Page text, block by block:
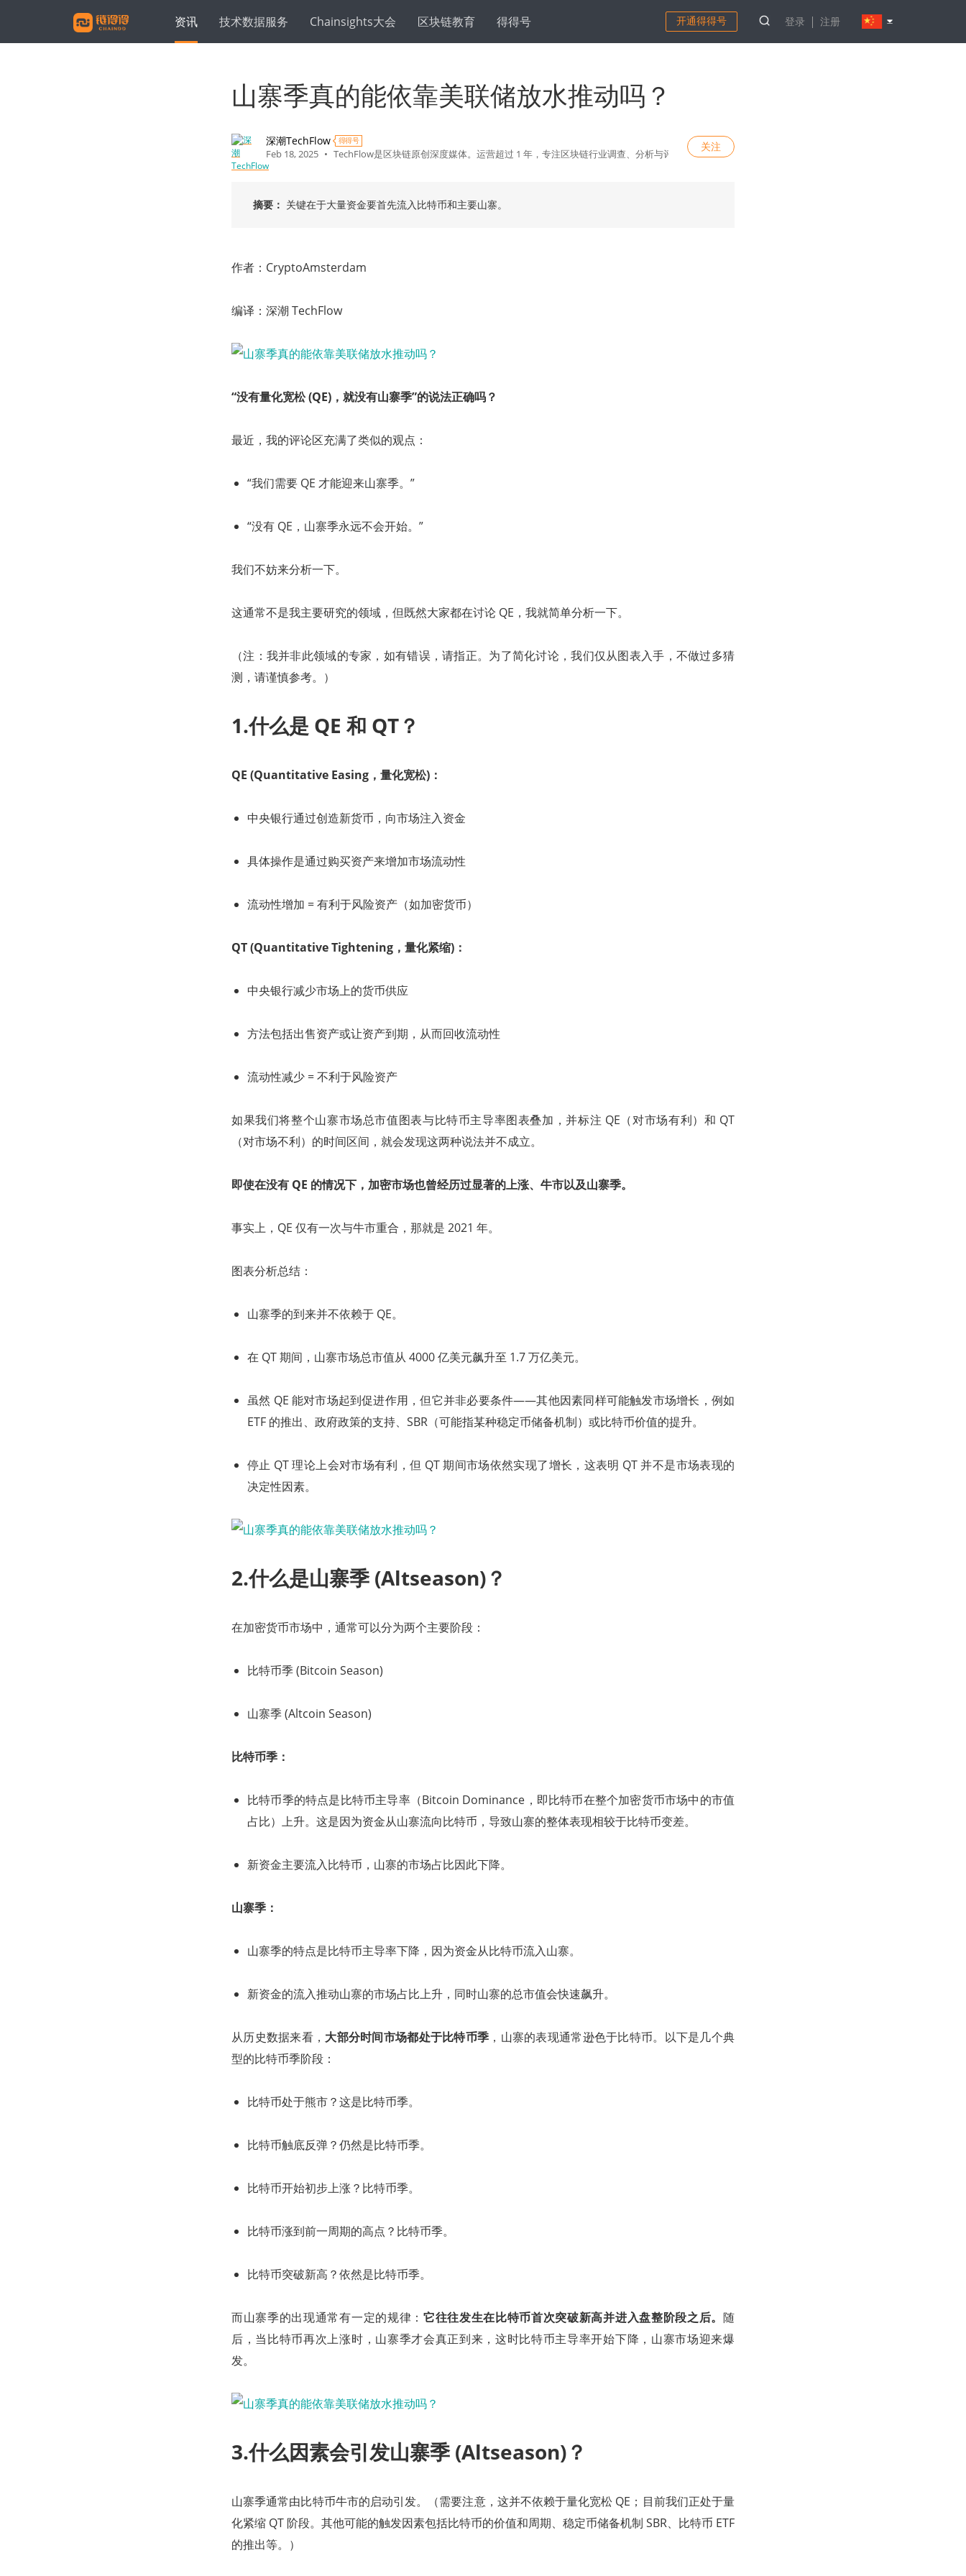
资讯 技术数据服务 Chainsights大会 区块链教育 得得号 开通得得号 登录 注册
山寨季真的能依靠美联储放水推动吗？
深潮TechFlow 得得号
Feb 18, 2025 • TechFlow是区块链原创深度媒体。运营超过 1 年，专注区块链行业调查、分析与评论。
关注
摘要： 关键在于大量资金要首先流入比特币和主要山寨。
作者：CryptoAmsterdam
编译：深潮 TechFlow
“没有量化宽松(QE)，就没有山寨季”的说法正确吗？
最近，我的评论区充满了类似的观点：
“我们需要 QE 才能迎来山寨季。”
“没有 QE，山寨季永远不会开始。”
我们不妨来分析一下。
这通常不是我主要研究的领域，但既然大家都在讨论 QE，我就简单分析一下。
（注：我并非此领域的专家，如有错误，请指正。为了简化讨论，我们仅从图表入手，不做过多猜
测，请谨慎参考。）
1.什么是 QE 和 QT？
QE (Quantitative Easing ， 量化宽松)：
中央银行通过创造新货币，向市场注入资金
具体操作是通过购买资产来增加市场流动性
流动性增加 = 有利于风险资产（如加密货币）
QT (Quantitative Tightening，量化紧缩)：
中央银行减少市场上的货币供应
方法包括出售资产或让资产到期，从而回收流动性
流动性减少 = 不利于风险资产
如果我们将整个山寨市场总市值图表与比特币主导率图表叠加，并标注 QE（对市场有利）和 QT
（对市场不利）的时间区间，就会发现这两种说法并不成立。
即使在没有 QE 的情况下，加密市场也曾经历过显著的上涨、 牛市以及山寨季。
事实上，QE 仅有一次与牛市重合，那就是 2021 年。
图表分析总结：
山寨季的到来并不依赖于 QE。
在 QT 期间，山寨市场总市值从 4000 亿美元飙升至 1.7 万亿美元。
虽然 QE 能对市场起到促进作用，但它并非必要条件——其他因素同样可能触发市场增长，例如
ETF 的推出、政府政策的支持、SBR（可能指某种稳定币储备机制）或比特币价值的提升。
停止 QT 理论上会对市场有利，但 QT 期间市场依然实现了增长，这表明 QT 并不是市场表现的
决定性因素。
2.什么是山寨季 (Altseason)？
在加密货币市场中，通常可以分为两个主要阶段：
比特币季 (Bitcoin Season)
山寨季 (Altcoin Season)
比特币季：
比特币季的特点是比特币主导率（Bitcoin Dominance，即比特币在整个加密货币市场中的市值
占比）上升。这是因为资金从山寨流向比特币，导致山寨的整体表现相较于比特币变差。
新资金主要流入比特币，山寨的市场占比因此下降。
山寨季：
山寨季的特点是比特币主导率下降，因为资金从比特币流入山寨。
新资金的流入推动山寨的市场占比上升，同时山寨的总市值会快速飙升。
从历史数据来看， 大部分时间市场都处于比特币季 ，山寨的表现通常逊色于比特币。以下是几个典
型的比特币季阶段：
比特币处于熊市？这是比特币季。
比特币触底反弹？仍然是比特币季。
比特币开始初步上涨？比特币季。
比特币涨到前一周期的高点？比特币季。
比特币突破新高？依然是比特币季。
而山寨季的出现通常有一定的规律： 它往往发生在比特币首次突破新高并进入盘整阶段之后。随
后，当比特币再次上涨时，山寨季才会真正到来，这时比特币主导率开始下降，山寨市场迎来爆
发。
3.什么因素会引发山寨季 (Altseason)？
山寨季通常由比特币牛市的启动引发。（需要注意，这并不依赖于量化宽松 QE；目前我们正处于量
化紧缩 QT 阶段。其他可能的触发因素包括比特币的价值和周期、稳定币储备机制 SBR、比特币 ETF
的推出等。）